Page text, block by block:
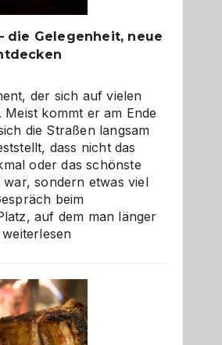
die Gelegenheit, neue
der sich auf vielen
Meist kommt er am Ende
die Straßen langsam
dass nicht das
oder das schönste
war, sondern etwas viel
beim
auf dem man länger
Als
–
die
Gelegenheit,
neue
weiterlesen